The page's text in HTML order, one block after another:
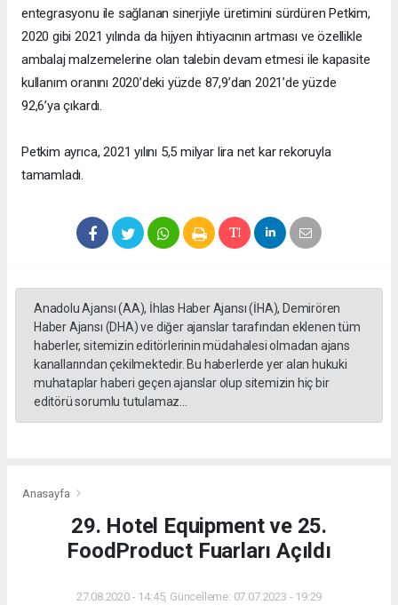
entegrasyonu ile sağlanan sinerjiyle üretimini sürdüren Petkim,
2020 gibi 2021 yılında da hijyen ihtiyacının artması ve özellikle
ambalaj malzemelerine olan talebin devam etmesi ile kapasite
kullanım oranını 2020’deki yüzde 87,9’dan 2021’de yüzde
92,6’ya çıkardı.
Petkim ayrıca, 2021 yılını 5,5 milyar lira net kar rekoruyla
tamamladı.
Anadolu Ajansı (AA), İhlas Haber Ajansı (İHA), Demirören
Haber Ajansı (DHA) ve diğer ajanslar tarafından eklenen tüm
haberler, sitemizin editörlerinin müdahalesi olmadan ajans
kanallarından çekilmektedir. Bu haberlerde yer alan hukuki
muhataplar haberi geçen ajanslar olup sitemizin hiç bir
editörü sorumlu tutulamaz...
Anasayfa
29. Hotel Equipment ve 25.
FoodProduct Fuarları Açıldı
27.08.2020 - 14:45, Güncelleme: 07.07.2023 - 19:29